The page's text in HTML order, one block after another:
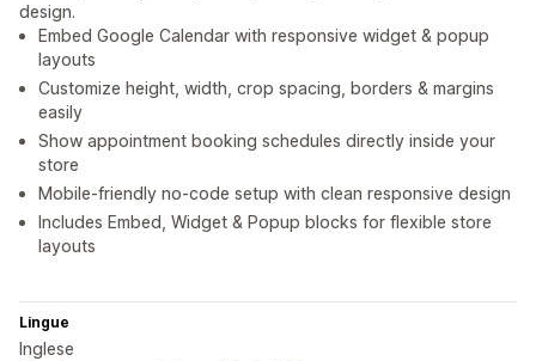
design.
Embed Google Calendar with responsive widget & popup
layouts
Customize height, width, crop spacing, borders & margins
easily
Show appointment booking schedules directly inside your
store
Mobile-friendly no-code setup with clean responsive design
Includes Embed, Widget & Popup blocks for flexible store
layouts
Lingue
Inglese